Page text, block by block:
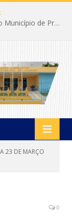
Entrega dos veículos destinados ao TFD do Município de Primavera
23 DE MARÇO
0